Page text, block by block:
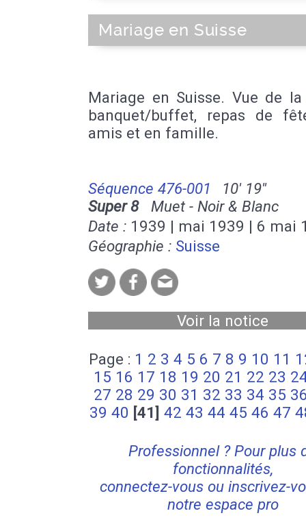
Mariage en Suisse
Mariage en Suisse. Vue de
banquet/buffet, repas de
amis et en famille.
Séquence 476-001
10' 19''
Super 8Muet - Noir & Blanc
Date : 1939 | mai 1939 | 6 mai
Géographie : Suisse
Voir la notice
Page : 1 2 3 4 5 6 7 8 9 10 11
15 16 17 18 19 20 21 22 23
27 28 29 30 31 32 33 34 35
39 40 [41] 42 43 44 45 46 47
Professionnel ? Pour plus
fonctionnalités,
connectez-vous ou inscrivez-
notre espace pro